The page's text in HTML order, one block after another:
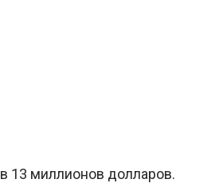
13 миллионов долларов.